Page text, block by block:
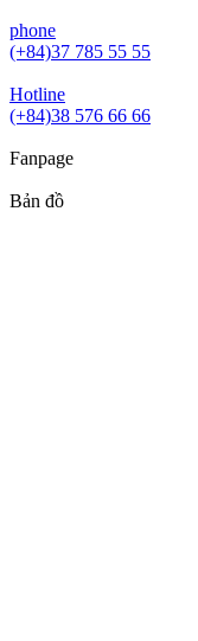
phone
(+84)37 785 55 55
Hotline
(+84)38 576 66 66
Fanpage
Bản đồ